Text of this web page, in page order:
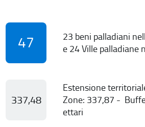
47
23 beni palladiani
e 24 Ville palladiane
337,48
Estensione
Zone: 337,87 -
ettari